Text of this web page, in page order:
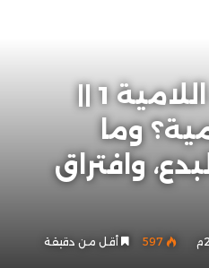
شرح القصيدة اللامية 1 ||
وما
وافتراق
597 أقل من دقيقة